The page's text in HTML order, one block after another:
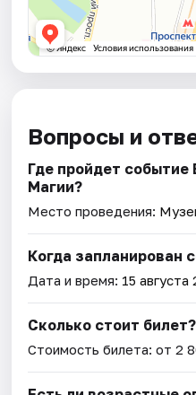
Вопросы и
Где пройдет
Магии?
Место проведения:
Когда запланирован
Дата и время: 15 августа
Сколько стоит билет?
Стоимость билета: от 2